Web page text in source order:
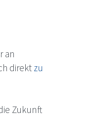
an
direkt zu
Zukunft